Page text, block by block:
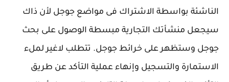
الناشئة بواسطة الاشتراك فى مواضع جوجل لأن ذاك
سيجعل منشأتك التجارية مبسطة الوصول على بحث
جوجل وستظهر على خرائط جوجل. تتطلب لاغير لملء
الاستمارة والتسجيل وإنهاء عملية التأكد عن طريق